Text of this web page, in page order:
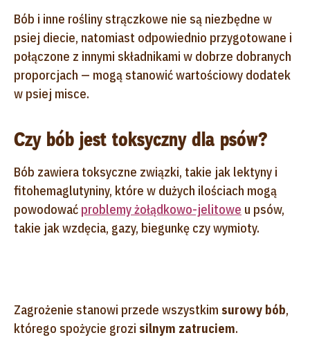
Bób i inne rośliny strączkowe nie są niezbędne w
psiej diecie, natomiast odpowiednio przygotowane i
połączone z innymi składnikami w dobrze dobranych
proporcjach — mogą stanowić wartościowy dodatek
w psiej misce.
Czy bób jest toksyczny dla psów?
Bób zawiera toksyczne związki, takie jak lektyny i
fitohemaglutyniny, które w dużych ilościach mogą
powodować problemy żołądkowo-jelitowe u psów,
takie jak wzdęcia, gazy, biegunkę czy wymioty.
Zagrożenie stanowi przede wszystkim surowy bób,
którego spożycie grozi silnym zatruciem.